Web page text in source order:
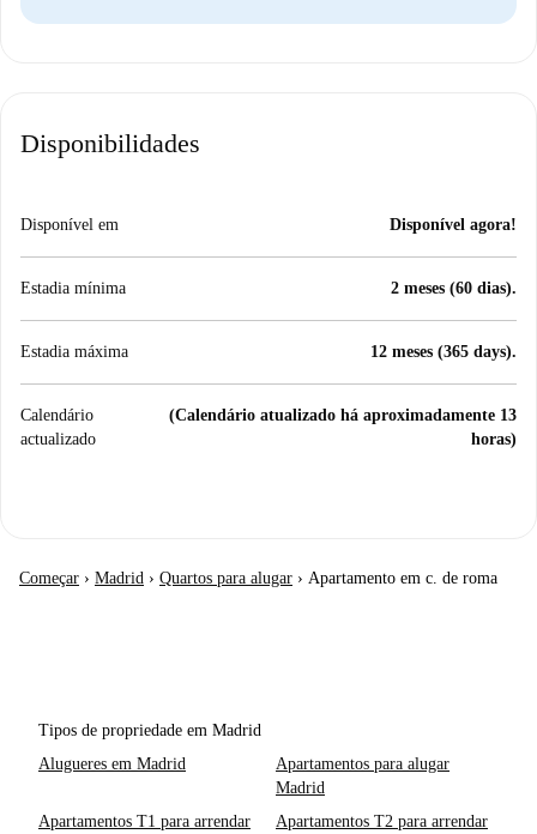
Disponibilidades
Disponível em Disponível agora!
Estadia mínima 2 meses (60 dias).
Estadia máxima 12 meses (365 days).
Calendário
actualizado
(Calendário atualizado há aproximadamente 13
horas)
Começar › Madrid › Quartos para alugar › Apartamento em c. de roma
Tipos de propriedade em Madrid
Alugueres em Madrid
Apartamentos para alugar
Madrid
Apartamentos T1 para arrendar
Apartamentos T2 para arrendar